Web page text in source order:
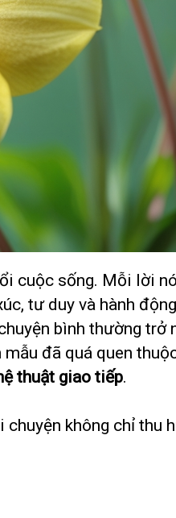
cuộc sống. Mỗi lời
tư duy và hành
bình thường trở
đã quá quen
thuật giao tiếp.
không chỉ thu